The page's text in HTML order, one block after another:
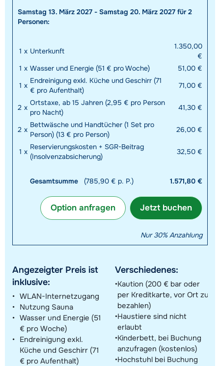
Samstag 13. März 2027 - Samstag 20. März 2027 für 2
Personen:
1 x Unterkunft
1.350,00
€
1 x Wasser und Energie (51 € pro Woche)
51,00 €
1 x
Endreinigung exkl. Küche und Geschirr (71
€ pro Aufenthalt)
71,00 €
2 x
Ortstaxe, ab 15 Jahren (2,95 € pro Person
pro Nacht)
41,30 €
2 x
Bettwäsche und Handtücher (1 Set pro
Person) (13 € pro Person)
26,00 €
1 x
Reservierungskosten + SGR-Beitrag
(Insolvenzabsicherung)
32,50 €
Gesamtsumme (785,90 € p. P.) 1.571,80 €
Jetzt buchen
Option anfragen
Nur 30% Anzahlung
Angezeigter Preis ist
inklusive:
WLAN-Internetzugang
Nutzung Sauna
Wasser und Energie (51
€ pro Woche)
Endreinigung exkl.
Küche und Geschirr (71
€ pro Aufenthalt)
Verschiedenes:
Kaution (200 € bar oder
per Kreditkarte, vor Ort zu
bezahlen)
Haustiere sind nicht
erlaubt
Kinderbett, bei Buchung
anzufragen (kostenlos)
Hochstuhl bei Buchung